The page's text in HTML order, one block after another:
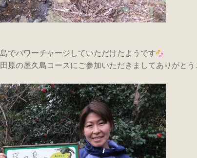
でパワーチャージしていただけたようです
原の屋久島コースにご参加いただきましてありがとう